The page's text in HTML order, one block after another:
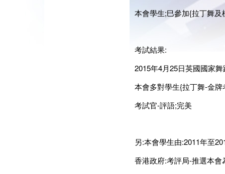
本會學生;巳參加{拉丁舞及
考試結果:
2015年4月25日英國國家
本會多對學生{拉丁舞-金
考試官-評語;完美
另:本會學生由:2011年至
香港政府:考評局-推選本